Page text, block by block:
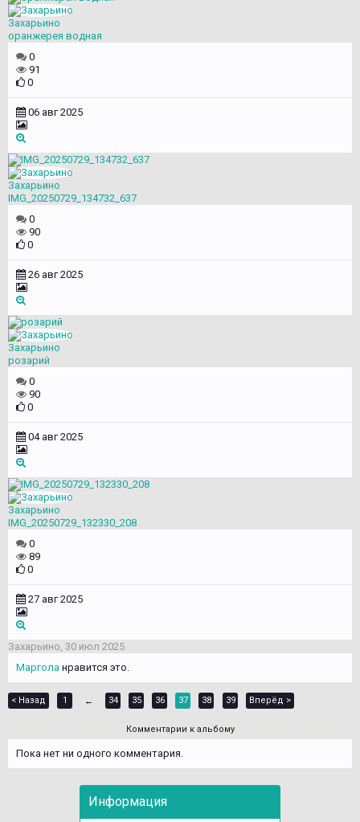
Захарьино
оранжерея водная
0
91
0
06 авг 2025
Захарьино
IMG_20250729_134732_637
0
90
0
26 авг 2025
Захарьино
розарий
0
90
0
04 авг 2025
Захарьино
IMG_20250729_132330_208
0
89
0
27 авг 2025
Захарьино, 30 июл 2025
Маргола нравится это.
< Назад 1 ← 34 35 36 37 38 39 Вперёд >
Комментарии к альбому
Пока нет ни одного комментария.
Информация